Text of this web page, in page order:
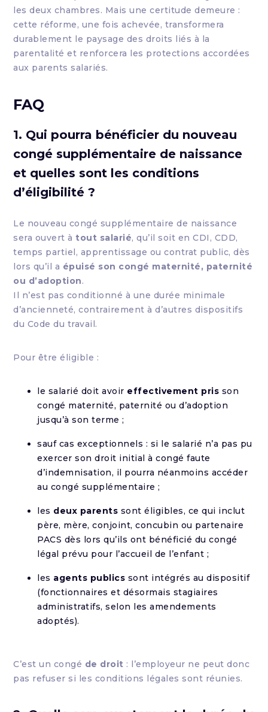
les deux chambres. Mais une certitude demeure :
cette réforme, une fois achevée, transformera
durablement le paysage des droits liés à la
parentalité et renforcera les protections accordées
aux parents salariés.
FAQ
1. Qui pourra bénéficier du nouveau
congé supplémentaire de naissance
et quelles sont les conditions
d’éligibilité ?
Le nouveau congé supplémentaire de naissance
sera ouvert à tout salarié, qu’il soit en CDI, CDD,
temps partiel, apprentissage ou contrat public, dès
lors qu’il a épuisé son congé maternité, paternité
ou d’adoption.
Il n’est pas conditionné à une durée minimale
d’ancienneté, contrairement à d’autres dispositifs
du Code du travail.
Pour être éligible :
le salarié doit avoir effectivement pris son
congé maternité, paternité ou d’adoption
jusqu’à son terme ;
sauf cas exceptionnels : si le salarié n’a pas pu
exercer son droit initial à congé faute
d’indemnisation, il pourra néanmoins accéder
au congé supplémentaire ;
les deux parents sont éligibles, ce qui inclut
père, mère, conjoint, concubin ou partenaire
PACS dès lors qu’ils ont bénéficié du congé
légal prévu pour l’accueil de l’enfant ;
les agents publics sont intégrés au dispositif
(fonctionnaires et désormais stagiaires
administratifs, selon les amendements
adoptés).
C’est un congé de droit : l’employeur ne peut donc
pas refuser si les conditions légales sont réunies.